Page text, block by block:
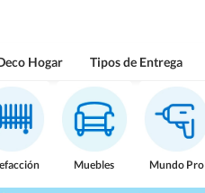
Hogar Tipos de Entrega
Muebles Mundo Pro